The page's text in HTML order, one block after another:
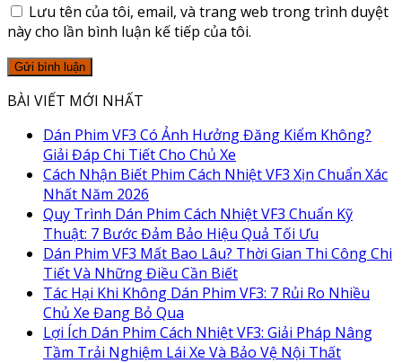
Lưu tên của tôi, email, và trang web trong trình duyệt
này cho lần bình luận kế tiếp của tôi.
BÀI VIẾT MỚI NHẤT
Dán Phim VF3 Có Ảnh Hưởng Đăng Kiểm Không?
Giải Đáp Chi Tiết Cho Chủ Xe
Cách Nhận Biết Phim Cách Nhiệt VF3 Xịn Chuẩn Xác
Nhất Năm 2026
Quy Trình Dán Phim Cách Nhiệt VF3 Chuẩn Kỹ
Thuật: 7 Bước Đảm Bảo Hiệu Quả Tối Ưu
Dán Phim VF3 Mất Bao Lâu? Thời Gian Thi Công Chi
Tiết Và Những Điều Cần Biết
Tác Hại Khi Không Dán Phim VF3: 7 Rủi Ro Nhiều
Chủ Xe Đang Bỏ Qua
Lợi Ích Dán Phim Cách Nhiệt VF3: Giải Pháp Nâng
Tầm Trải Nghiệm Lái Xe Và Bảo Vệ Nội Thất